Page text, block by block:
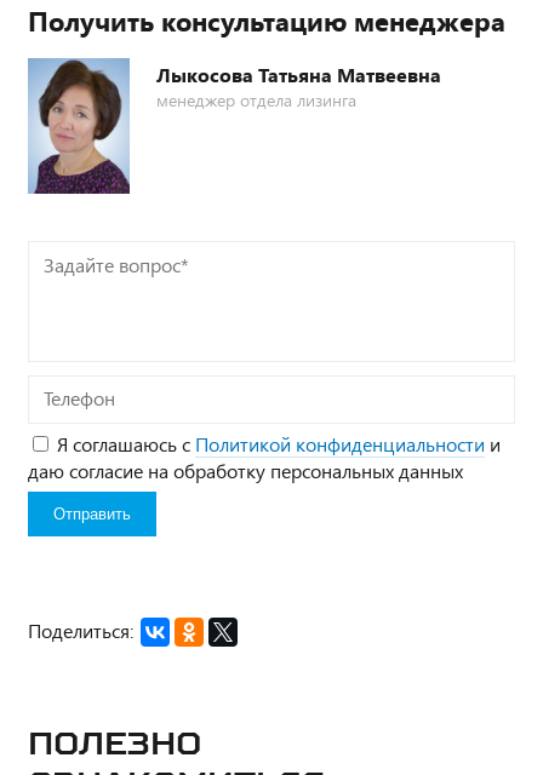
Получить консультацию менеджера
Лыкосова Татьяна Матвеевна
менеджер отдела лизинга
Задайте
вопрос*
Телефон
Я соглашаюсь с Политикой конфиденциальности и
даю согласие на обработку персональных данных
Поделиться:
Полезно